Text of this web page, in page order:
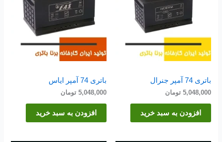
باتری 74 آمپر جنرال
5,048,000 تومان
افزودن به سبد خرید
باتری 74 آمپر ایاس
5,048,000 تومان
افزودن به سبد خرید